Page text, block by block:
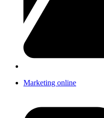
Marketing online